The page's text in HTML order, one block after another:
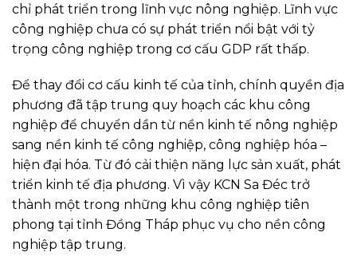
chỉ phát triển trong lĩnh vực nông nghiệp. Lĩnh vực
công nghiệp chưa có sự phát triển nổi bật với tỷ
trọng công nghiệp trong cơ cấu GDP rất thấp.
Để thay đổi cơ cấu kinh tế của tỉnh, chính quyền địa
phương đã tập trung quy hoạch các khu công
nghiệp để chuyển dần từ nền kinh tế nông nghiệp
sang nền kinh tế công nghiệp, công nghiệp hóa –
hiện đại hóa. Từ đó cải thiện năng lực sản xuất, phát
triển kinh tế địa phương. Vì vậy KCN Sa Đéc trở
thành một trong những khu công nghiệp tiên
phong tại tỉnh Đồng Tháp phục vụ cho nền công
nghiệp tập trung.